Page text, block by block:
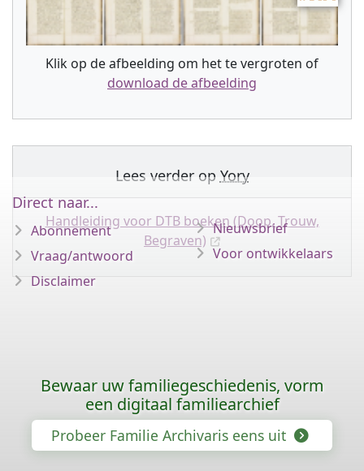
Klik op de afbeelding om het te vergroten of
download de afbeelding
Lees verder op Yory
Handleiding voor DTB boeken (Doop, Trouw,
Begraven)
Direct naar...
Abonnement
Vraag/antwoord
Disclaimer
Nieuwsbrief
Voor ontwikkelaars
Bewaar uw familiegeschiedenis, vorm
een digitaal familiearchief
Probeer Familie Archivaris eens uit